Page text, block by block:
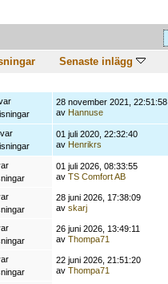
Senaste inlägg
28 november 2021, 22:51:58
av Hannuse
01 juli 2020, 22:32:40
av Henrikrs
01 juli 2026, 08:33:55
av TS Comfort AB
28 juni 2026, 17:38:09
av skarj
26 juni 2026, 13:49:11
av Thompa71
22 juni 2026, 21:51:20
av Thompa71